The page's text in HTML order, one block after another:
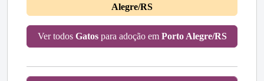
Alegre/RS
Ver todos Gatospara adoção em Porto Alegre/RS